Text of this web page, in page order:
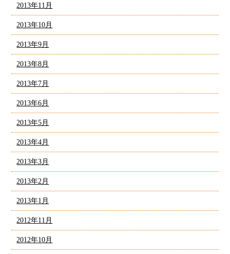
2013年11月
2013年10月
2013年9月
2013年8月
2013年7月
2013年6月
2013年5月
2013年4月
2013年3月
2013年2月
2013年1月
2012年11月
2012年10月